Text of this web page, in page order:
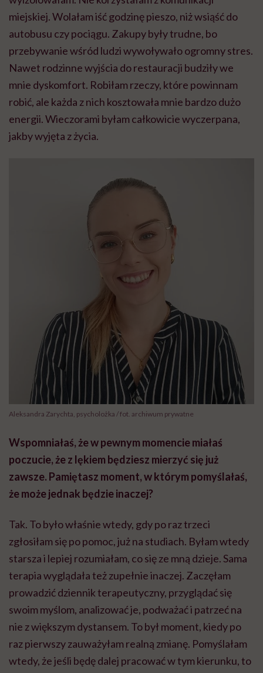
miejskiej. Wolałam iść godzinę pieszo, niż wsiąść do
autobusu czy pociągu. Zakupy były trudne, bo
przebywanie wśród ludzi wywoływało ogromny stres.
Nawet rodzinne wyjścia do restauracji budziły we
mnie dyskomfort. Robiłam rzeczy, które powinnam
robić, ale każda z nich kosztowała mnie bardzo dużo
energii. Wieczorami byłam całkowicie wyczerpana,
jakby wyjęta z życia.
Aleksandra Zarychta, psycholożka / fot. archiwum prywatne
Wspomniałaś, że w pewnym momencie miałaś
poczucie, że z lękiem będziesz mierzyć się już
zawsze. Pamiętasz moment, w którym pomyślałaś,
że może jednak będzie inaczej?
Tak. To było właśnie wtedy, gdy po raz trzeci
zgłosiłam się po pomoc, już na studiach. Byłam wtedy
starsza i lepiej rozumiałam, co się ze mną dzieje. Sama
terapia wyglądała też zupełnie inaczej. Zaczęłam
prowadzić dziennik terapeutyczny, przyglądać się
swoim myślom, analizować je, podważać i patrzeć na
nie z większym dystansem. To był moment, kiedy po
raz pierwszy zauważyłam realną zmianę. Pomyślałam
wtedy, że jeśli będę dalej pracować w tym kierunku, to